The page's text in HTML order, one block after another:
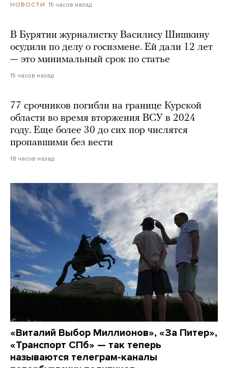
НОВОСТИ 15 часов назад
В Бурятии журналистку Василису Шишкину
осудили по делу о госизмене. Ей дали 12 лет
— это минимальный срок по статье
15 часов назад
77 срочников погибли на границе Курской
области во время вторжения ВСУ в 2024
году. Еще более 30 до сих пор числятся
пропавшими без вести
18 часов назад
«Виталий Выбор Миллионов», «За Питер»,
«Транспорт СПб» — так теперь
называются телеграм-каналы